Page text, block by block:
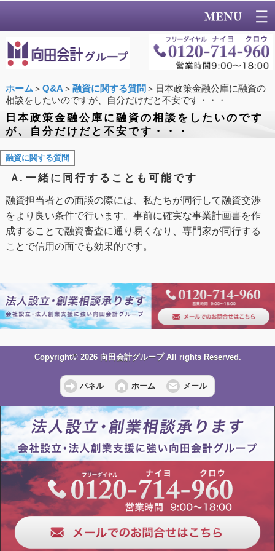
ホーム ＞ Q&A ＞ 融資に関する質問 ＞日本政策金融公庫に融資の
相談をしたいのですが、自分だけだと不安です・・・
日本政策金融公庫に融資の相談をしたいのです
が、自分だけだと不安です・・・
融資に関する質問
Ａ. 一緒に同行することも可能です
融資担当者との面談の際には、私たちが同行して融資交渉
をより良い条件で行います。事前に確実な事業計画書を作
成することで融資審査に通り易くなり、専門家が同行する
ことで信用の面でも効果的です。
Copyright© 2026 向田会計グループ All rights Reserved.
パネル ホーム メール